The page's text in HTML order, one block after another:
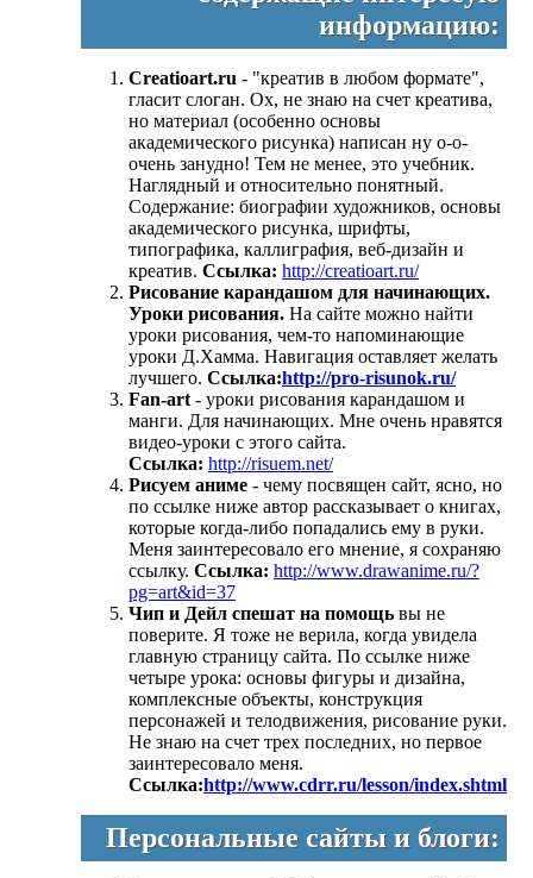
информацию:
Сreatioart.ru - "креатив в любом формате",
гласит слоган. Ох, не знаю на счет креатива,
но материал (особенно основы
академического рисунка) написан ну о-о-
очень занудно! Тем не менее, это учебник.
Наглядный и относительно понятный.
Содержание: биографии художников, основы
академического рисунка, шрифты,
типографика, каллиграфия, веб-дизайн и
креатив. Ссылка: http://creatioart.ru/
Рисование карандашом для начинающих.
Уроки рисования. На сайте можно найти
уроки рисования, чем-то напоминающие
уроки Д.Хамма. Навигация оставляет желать
лучшего. Ссылка:http://pro-risunok.ru/
Fan-art - уроки рисования карандашом и
манги. Для начинающих. Мне очень нравятся
видео-уроки с этого сайта.
Ссылка: http://risuem.net/
Рисуем аниме - чему посвящен сайт, ясно, но
по ссылке ниже автор рассказывает о книгах,
которые когда-либо попадались ему в руки.
Меня заинтересовало его мнение, я сохраняю
ссылку. Ссылка: http://www.drawanime.ru/?
pg=art&id=37
Чип и Дейл спешат на помощь вы не
поверите. Я тоже не верила, когда увидела
главную страницу сайта. По ссылке ниже
четыре урока: основы фигуры и дизайна,
комплексные объекты, конструкция
персонажей и телодвижения, рисование руки.
Не знаю на счет трех последних, но первое
заинтересовало меня.
Ссылка:http://www.cdrr.ru/lesson/index.shtml
Персональные сайты и блоги: